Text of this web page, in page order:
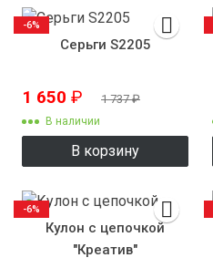
Серьги S2205
1 650 ₽ 1 737₽
В наличии
В корзину
-6%
Кулон с цепочкой
"Креатив"
-6%